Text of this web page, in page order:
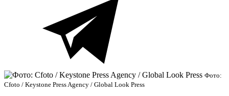
Фото:
Cfoto / Keystone Press Agency / Global Look Press